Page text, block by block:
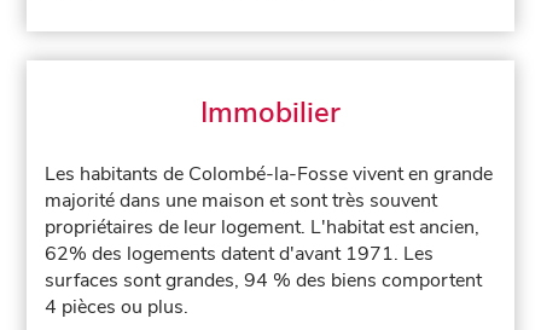
Immobilier
Les habitants de Colombé-la-Fosse vivent en grande
majorité dans une maison et sont très souvent
propriétaires de leur logement. L'habitat est ancien,
62% des logements datent d'avant 1971. Les
surfaces sont grandes, 94 % des biens comportent
4 pièces ou plus.